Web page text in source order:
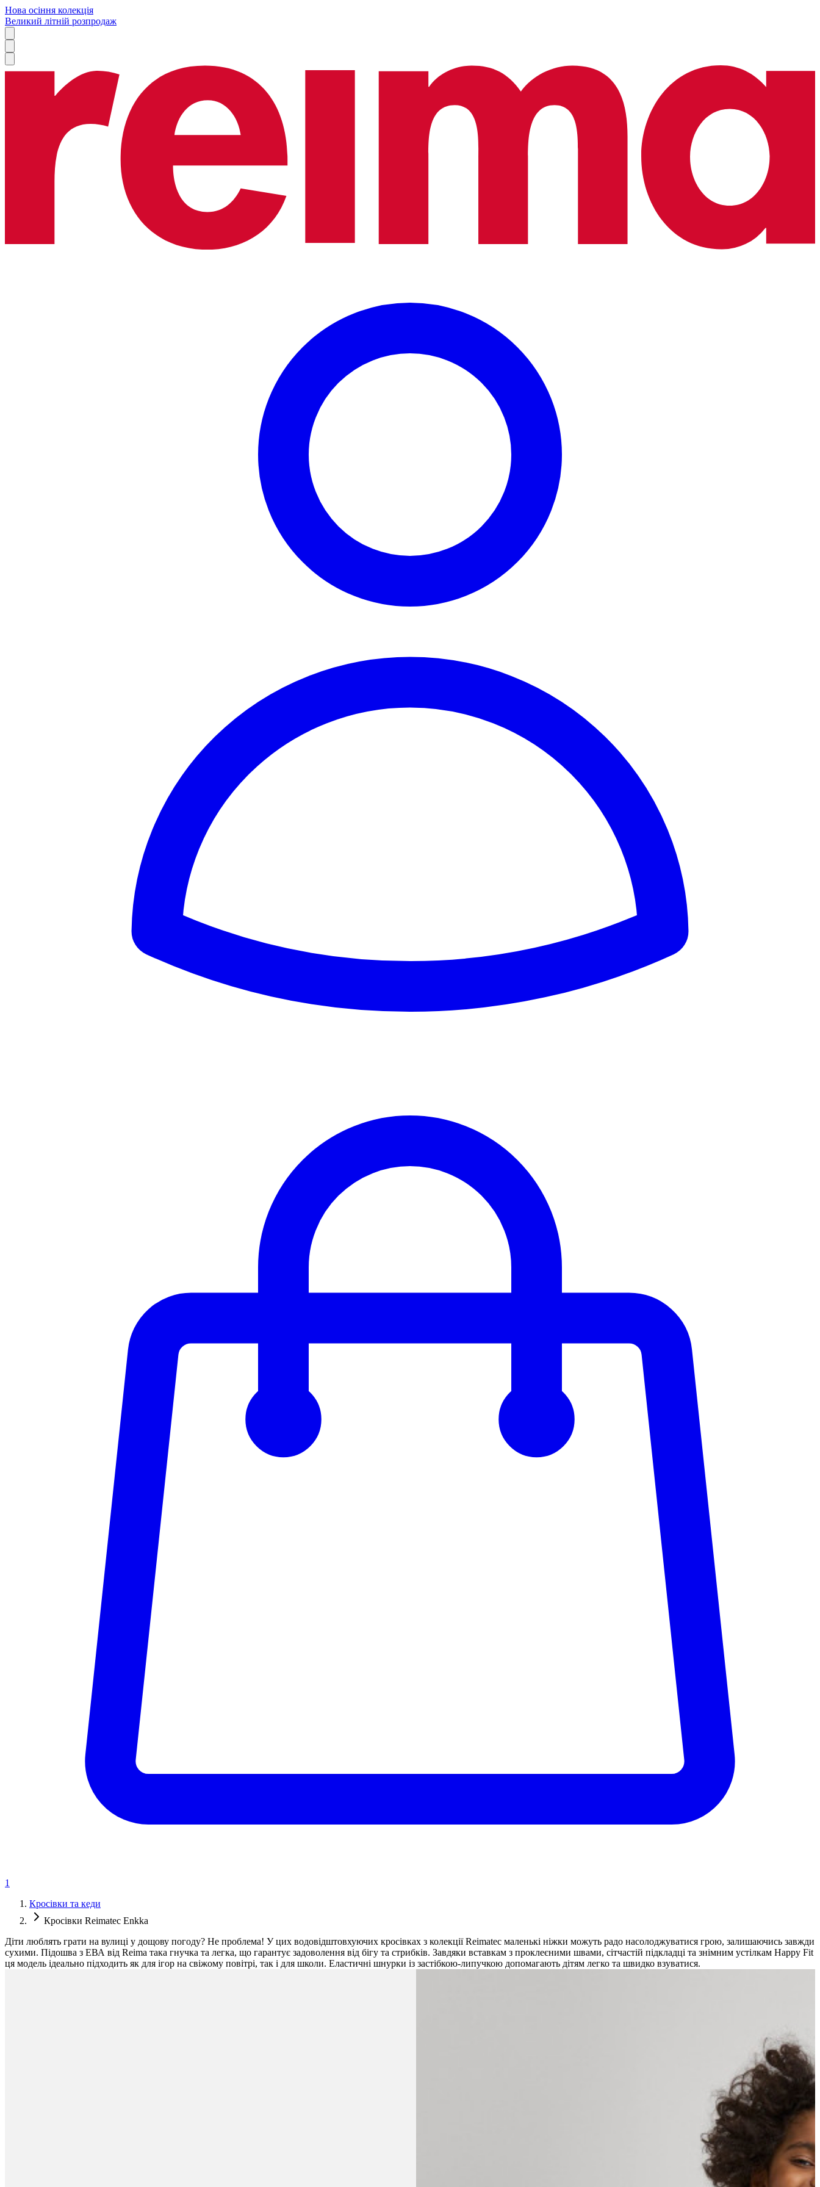
Нова осіння колекція
Великий літній розпродаж
1
Кросівки та кеди
Кросівки Reimatec Enkka
Діти люблять грати на вулиці у дощову погоду? Не проблема! У цих водовідштовхуючих кросівках з колекції Reimatec маленькі ніжки можуть радо насолоджуватися грою, залишаючись завжди
сухими. Підошва з ЕВА від Reima така гнучка та легка, що гарантує задоволення від бігу та стрибків. Завдяки вставкам з проклеєними швами, сітчастій підкладці та знімним устілкам Happy Fit
ця модель ідеально підходить як для ігор на свіжому повітрі, так і для школи. Еластичні шнурки із застібкою-липучкою допомагають дітям легко та швидко взуватися.